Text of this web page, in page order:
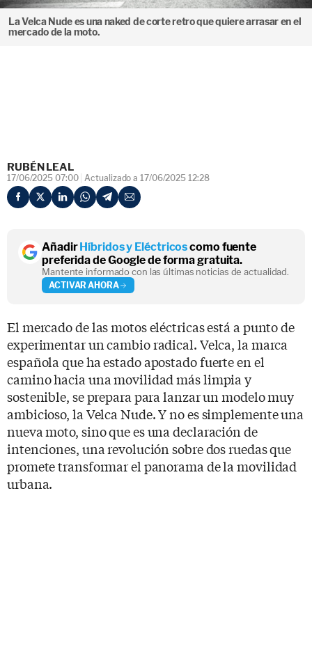
La Velca Nude es una naked de corte retro que quiere arrasar en el
mercado de la moto.
RUBÉN LEAL
17/06/2025 07:00 Actualizado a 17/06/2025 12:28
AñadirHíbridos y Eléctricoscomo fuente
preferida de Google de forma gratuita.
Mantente informado con las últimas noticias de actualidad.
ACTIVAR AHORA
El mercado de las motos eléctricas está a punto de
experimentar un cambio radical. Velca, la marca
española que ha estado apostado fuerte en el
camino hacia una movilidad más limpia y
sostenible, se prepara para lanzar un modelo muy
ambicioso, la Velca Nude. Y no es simplemente una
nueva moto, sino que es una declaración de
intenciones, una revolución sobre dos ruedas que
promete transformar el panorama de la movilidad
urbana.